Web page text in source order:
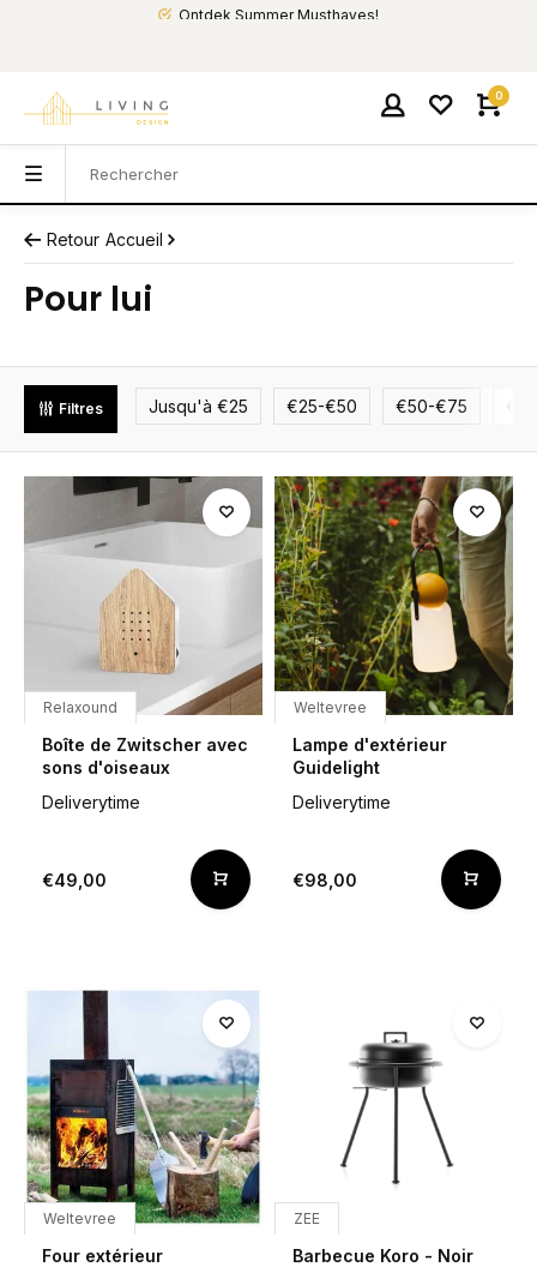
Ontdek Summer Musthaves!
0
Retour Accueil
Pour lui
Jusqu'à €25 €25-€50 €50-€75
Filtres
Relaxound
Boîte de Zwitscher avec
sons d'oiseaux
Deliverytime
€49,00
Weltevree
Lampe d'extérieur
Guidelight
Deliverytime
€98,00
Weltevree
Four extérieur
ZEE
Barbecue Koro - Noir